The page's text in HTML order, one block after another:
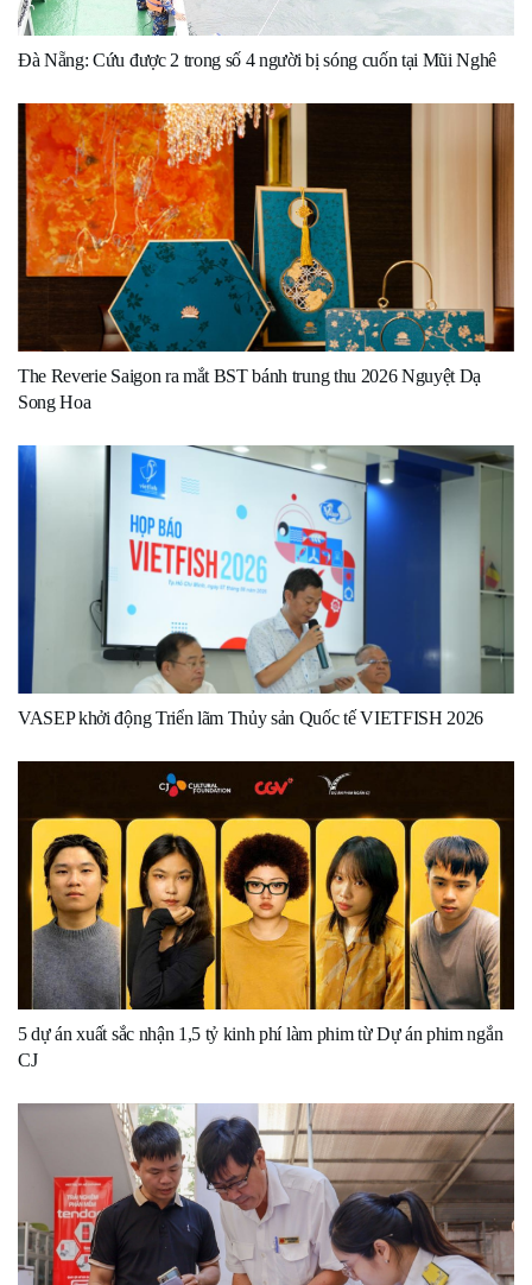
Đà Nẵng: Cứu được 2 trong số 4 người bị sóng cuốn tại Mũi Nghê
The Reverie Saigon ra mắt BST bánh trung thu 2026 Nguyệt Dạ
Song Hoa
VASEP khởi động Triển lãm Thủy sản Quốc tế VIETFISH 2026
5 dự án xuất sắc nhận 1,5 tỷ kinh phí làm phim từ Dự án phim ngắn
CJ